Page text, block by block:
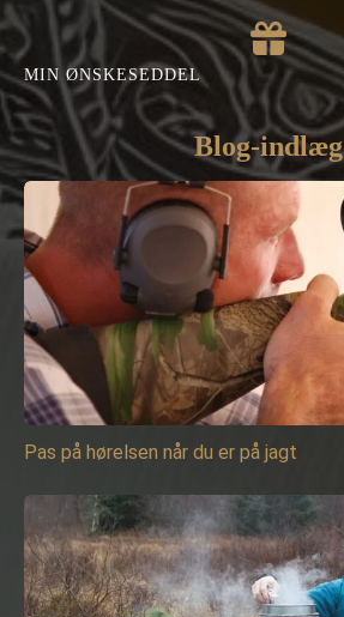
MIN ØNSKESEDDEL
Blog-indlæg
Pas på hørelsen når du er på jagt